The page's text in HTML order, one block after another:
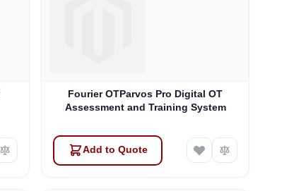
Fourier OTParvos Pro Digital OT
Assessment and Training System
Add to Quote